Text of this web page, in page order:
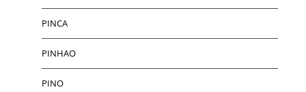
PINCA
PINHAO
PINO